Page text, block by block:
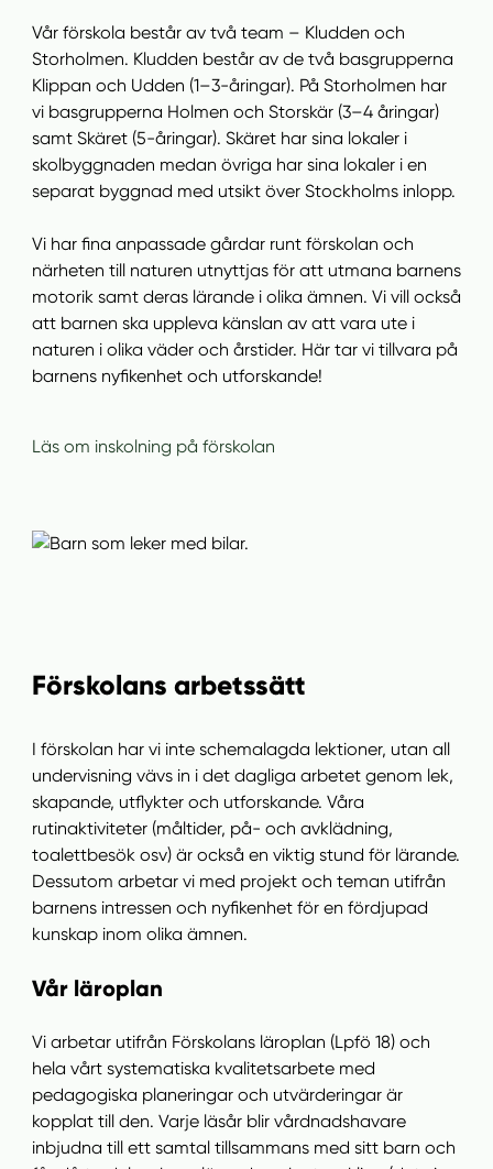
Vår förskola består av två team – Kludden och
Storholmen. Kludden består av de två basgrupperna
Klippan och Udden (1–3-åringar). På Storholmen har
vi basgrupperna Holmen och Storskär (3–4 åringar)
samt Skäret (5-åringar). Skäret har sina lokaler i
skolbyggnaden medan övriga har sina lokaler i en
separat byggnad med utsikt över Stockholms inlopp.
Vi har fina anpassade gårdar runt förskolan och
närheten till naturen utnyttjas för att utmana barnens
motorik samt deras lärande i olika ämnen. Vi vill också
att barnen ska uppleva känslan av att vara ute i
naturen i olika väder och årstider. Här tar vi tillvara på
barnens nyfikenhet och utforskande!
Läs om inskolning på förskolan
Förskolans arbetssätt
I förskolan har vi inte schemalagda lektioner, utan all
undervisning vävs in i det dagliga arbetet genom lek,
skapande, utflykter och utforskande. Våra
rutinaktiviteter (måltider, på- och avklädning,
toalettbesök osv) är också en viktig stund för lärande.
Dessutom arbetar vi med projekt och teman utifrån
barnens intressen och nyfikenhet för en fördjupad
kunskap inom olika ämnen.
Vår läroplan
Vi arbetar utifrån Förskolans läroplan (Lpfö 18) och
hela vårt systematiska kvalitetsarbete med
pedagogiska planeringar och utvärderingar är
kopplat till den. Varje läsår blir vårdnadshavare
inbjudna till ett samtal tillsammans med sitt barn och